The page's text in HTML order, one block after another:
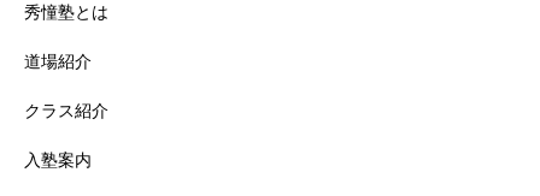
秀憧塾とは
道場紹介
クラス紹介
入塾案内